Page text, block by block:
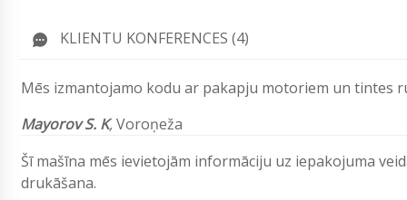
KLIENTU KONFERENCES (4)
Mēs izmantojamo kodu ar pakapju motoriem un tintes
Mayorov S. K,Voroņeža
Šī mašīna mēs ievietojām informāciju uz iepakojuma
drukāšana.